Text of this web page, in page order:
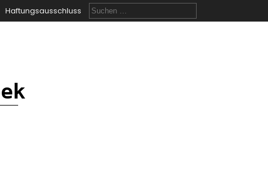
Haftungsausschluss
Suchen
nach: